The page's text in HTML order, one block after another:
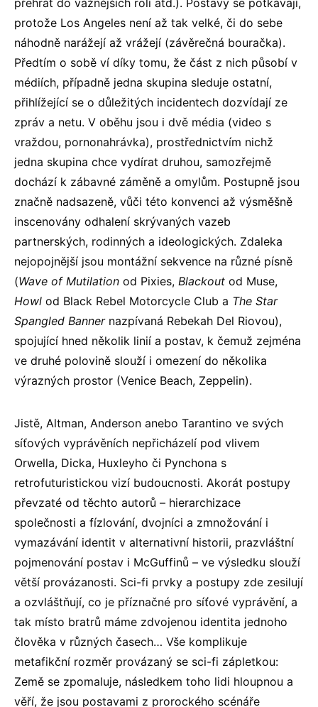
přehrát do vážnějších rolí atd.). Postavy se potkávají,
protože Los Angeles není až tak velké, či do sebe
náhodně narážejí až vrážejí (závěrečná bouračka).
Předtím o sobě ví díky tomu, že část z nich působí v
médiích, případně jedna skupina sleduje ostatní,
přihlížející se o důležitých incidentech dozvídají ze
zpráv a netu. V oběhu jsou i dvě média (video s
vraždou, pornonahrávka), prostřednictvím nichž
jedna skupina chce vydírat druhou, samozřejmě
dochází k zábavné záměně a omylům. Postupně jsou
značně nadsazeně, vůči této konvenci až výsměšně
inscenovány odhalení skrývaných vazeb
partnerských, rodinných a ideologických. Zdaleka
nejopojnější jsou montážní sekvence na různé písně
(Wave of Mutilation od Pixies, Blackout od Muse,
Howl od Black Rebel Motorcycle Club a The Star
Spangled Bannernazpívaná Rebekah Del Riovou),
spojující hned několik linií a postav, k čemuž zejména
ve druhé polovině slouží i omezení do několika
výrazných prostor (Venice Beach, Zeppelin).
Jistě, Altman, Anderson anebo Tarantino ve svých
síťových vyprávěních nepřicházelí pod vlivem
Orwella, Dicka, Huxleyho či Pynchona s
retrofuturistickou vizí budoucnosti. Akorát postupy
převzaté od těchto autorů – hierarchizace
společnosti a fízlování, dvojníci a zmnožování i
vymazávání identit v alternativní historii, prazvláštní
pojmenování postav i McGuffinů – ve výsledku slouží
větší provázanosti. Sci-fi prvky a postupy zde zesilují
a ozvláštňují, co je příznačné pro síťové vyprávění, a
tak místo bratrů máme zdvojenou identita jednoho
člověka v různých časech… Vše komplikuje
metafikční rozměr provázaný se sci-fi zápletkou:
Země se zpomaluje, následkem toho lidi hloupnou a
věří, že jsou postavami z prorockého scénáře